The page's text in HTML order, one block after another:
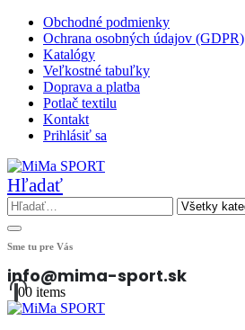
Obchodné podmienky
Ochrana osobných údajov (GDPR)
Katalógy
Veľkostné tabuľky
Doprava a platba
Potlač textilu
Kontakt
Prihlásiť sa
Hľadať
Sme tu pre Vás
info@mima-sport.sk
00 items